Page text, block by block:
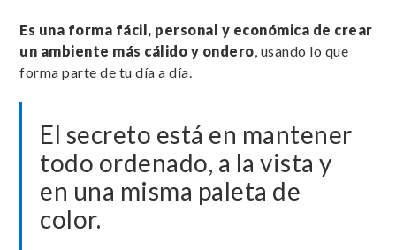
Es una forma fácil, personal y económica de crear
un ambiente más cálido y ondero, usando lo que
forma parte de tu día a día.
El secreto está en mantener
todo ordenado, a la vista y
en una misma paleta de
color.